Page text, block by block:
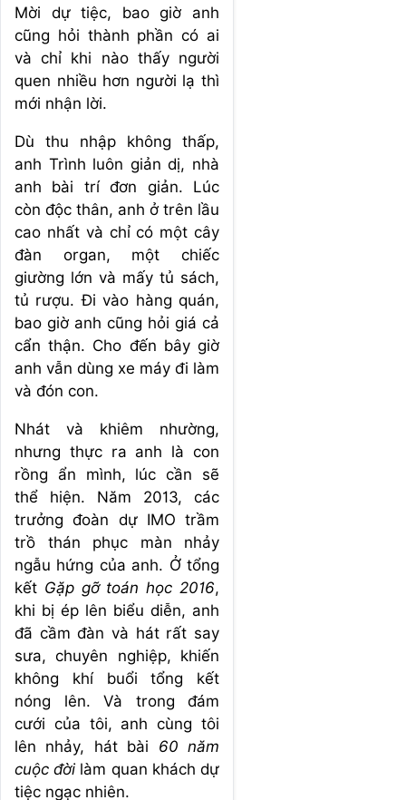
Mời dự tiệc, bao giờ anh
cũng hỏi thành phần có ai
và chỉ khi nào thấy người
quen nhiều hơn người lạ thì
mới nhận lời.
Dù thu nhập không thấp,
anh Trình luôn giản dị, nhà
anh bài trí đơn giản. Lúc
còn độc thân, anh ở trên lầu
cao nhất và chỉ có một cây
đàn organ, một chiếc
giường lớn và mấy tủ sách,
tủ rượu. Đi vào hàng quán,
bao giờ anh cũng hỏi giá cả
cẩn thận. Cho đến bây giờ
anh vẫn dùng xe máy đi làm
và đón con.
Nhát và khiêm nhường,
nhưng thực ra anh là con
rồng ẩn mình, lúc cần sẽ
thể hiện. Năm 2013, các
trưởng đoàn dự IMO trầm
trồ thán phục màn nhảy
ngẫu hứng của anh. Ở tổng
kết Gặp gỡ toán học 2016,
khi bị ép lên biểu diễn, anh
đã cầm đàn và hát rất say
sưa, chuyên nghiệp, khiến
không khí buổi tổng kết
nóng lên. Và trong đám
cưới của tôi, anh cùng tôi
lên nhảy, hát bài 60 năm
cuộc đờilàm quan khách dự
tiệc ngạc nhiên.